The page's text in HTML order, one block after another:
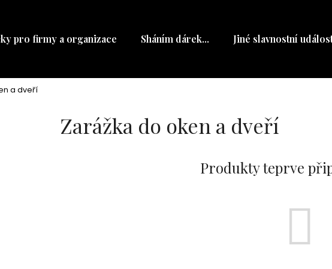
pro firmy a organizace Sháním dárek... Jiné slavnostní
a dveří
Zarážka do oken a dveří
Produkty teprve